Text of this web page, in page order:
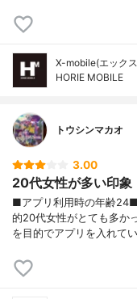
X-mobile(エック
HORIE MOBILE
トウシンマカオ
3.00
20代女性が多い印象
■アプリ利用時の年齢
的20代女性がとても多か
を目的でアプリを入れて